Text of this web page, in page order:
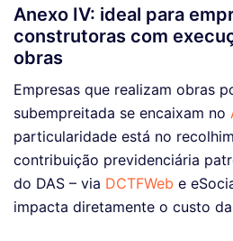
Anexo IV: ideal para
construtoras com
obras
Empresas que realizam obras
subempreitada se encaixam no
particularidade está no
contribuição previdenciária
do DAS – via DCTFWeb e
impacta diretamente o custo